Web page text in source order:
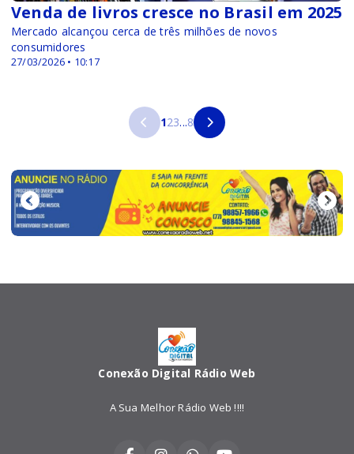
27/03/2026 • 10:17
Venda de livros cresce no Brasil em 2025
Mercado alcançou cerca de três milhões de novos
consumidores
123...8
Conexão Digital Rádio Web
A Sua Melhor Rádio Web !!!!